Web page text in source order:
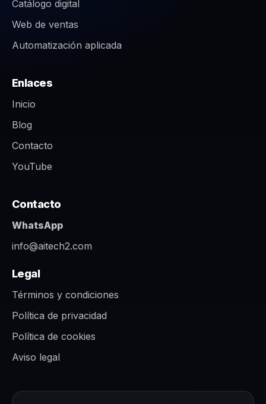
Catálogo digital
Web de ventas
Automatización aplicada
Enlaces
Inicio
Blog
Contacto
YouTube
Contacto
WhatsApp
info@aitech2.com
Legal
Términos y condiciones
Política de privacidad
Política de cookies
Aviso legal